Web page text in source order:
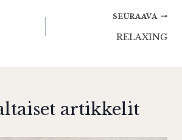
SEURAAVA
RELAXING
artikkelit